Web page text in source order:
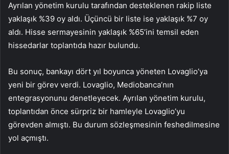
Ayrılan yönetim kurulu tarafından desteklenen rakip liste
yaklaşık %39 oy aldı. Üçüncü bir liste ise yaklaşık %7 oy
aldı. Hisse sermayesinin yaklaşık %65’ini temsil eden
hissedarlar toplantıda hazır bulundu.
Bu sonuç, bankayı dört yıl boyunca yöneten Lovaglio’ya
yeni bir görev verdi. Lovaglio, Mediobanca’nın
entegrasyonunu denetleyecek. Ayrılan yönetim kurulu,
toplantıdan önce sürpriz bir hamleyle Lovaglio’yu
görevden almıştı. Bu durum sözleşmesinin feshedilmesine
yol açmıştı.